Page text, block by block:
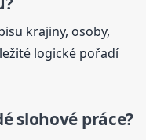
krajiny, osoby,
logické pořadí
slohové práce?